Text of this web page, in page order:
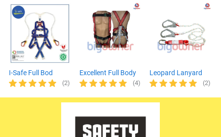
I-Safe Full Bod
Harness Double
(2)
Excellent Full Body
Harness Double Big
(4)
Leopard Lanyard
With Absorber
(2)